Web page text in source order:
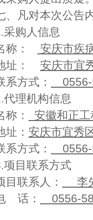
、凡对本次公告
采购人信息
称：
安庆市疾
址： 安庆市宜
系方式：
0556-
代理机构信息
称：
安徽和正
址： 安庆市宜秀
系方式：
0556-
项目联系方式
目联系人：
李
话：
0556-